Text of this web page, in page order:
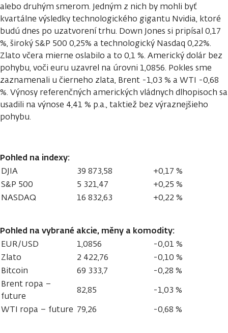
alebo druhým smerom. Jedným z nich by mohli byť
kvartálne výsledky technologického gigantu Nvidia, ktoré
budú dnes po uzatvorení trhu. Down Jones si pripísal 0,17
%, široký S&P 500 0,25% a technologický Nasdaq 0,22%.
Zlato včera mierne oslabilo a to 0,1 %. Americký dolár bez
pohybu, voči euru uzavrel na úrovni 1,0856. Pokles sme
zaznamenali u čierneho zlata, Brent -1,03 % a WTI -0,68
%. Výnosy referenčných amerických vládnych dlhopisoch sa
usadili na výnose 4,41 % p.a., taktiež bez výraznejšieho
pohybu.
Pohled na indexy:
DJIA 39 873,58
+0,17 %
S&P 500
5 321,47
+0,25 %
NASDAQ
16 832,63 +0,22 %
Pohled na vybrané akcie, měny a komodity:
EUR/USD 1,0856
-0,01 %
Zlato
2 422,76
-0,10 %
Bitcoin
69 333,7
-0,28 %
Brent ropa –
future
82,85
-1,03 %
WTI ropa – future 79,26 -0,68 %